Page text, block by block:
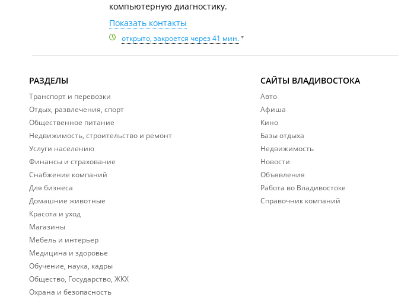
компьютерную диагностику.
Показать контакты
открыто, закроется через 41 мин.
РАЗДЕЛЫ
Транспорт и перевозки
Отдых, развлечения, спорт
Общественное питание
Недвижимость, строительство и ремонт
Услуги населению
Финансы и страхование
Снабжение компаний
Для бизнеса
Домашние животные
Красота и уход
Магазины
Мебель и интерьер
Медицина и здоровье
Обучение, наука, кадры
Общество, Государство, ЖКХ
Охрана и безопасность
САЙТЫ ВЛАДИВОСТОКА
Авто
Афиша
Кино
Базы отдыха
Недвижимость
Новости
Объявления
Работа во Владивостоке
Справочник компаний